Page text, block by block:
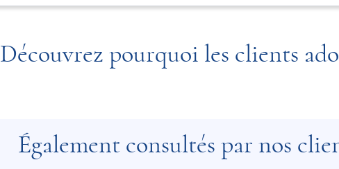
Découvrez pourquoi les clients
Également consultés par nos